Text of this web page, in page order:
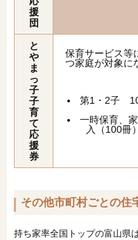
援
団
と
や
ま
っ
子
子
育
て
応
援
券
保育サービス等
つ家庭が対象に
第1・2子
一時保育、
入（100冊
その他市町村ごとの住
持ち家率全国トップの富山県